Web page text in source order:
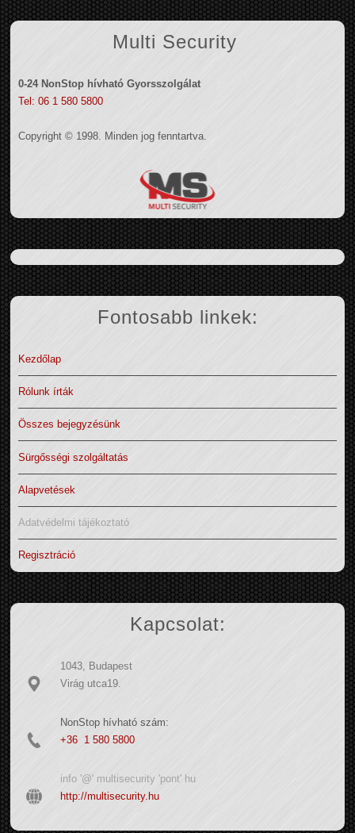
Multi Security
0-24 NonStop hívható Gyorsszolgálat
Tel: 06 1 580 5800
Copyright © 1998. Minden jog fenntartva.
Fontosabb linkek:
Kezdőlap
Rólunk írták
Összes bejegyzésünk
Sürgősségi szolgáltatás
Alapvetések
Adatvédelmi tájékoztató
Regisztráció
Kapcsolat:
1043, Budapest
Virág utca19.
NonStop hívható szám:
+36 1 580 5800
info '@' multisecurity 'pont' hu
http://multisecurity.hu